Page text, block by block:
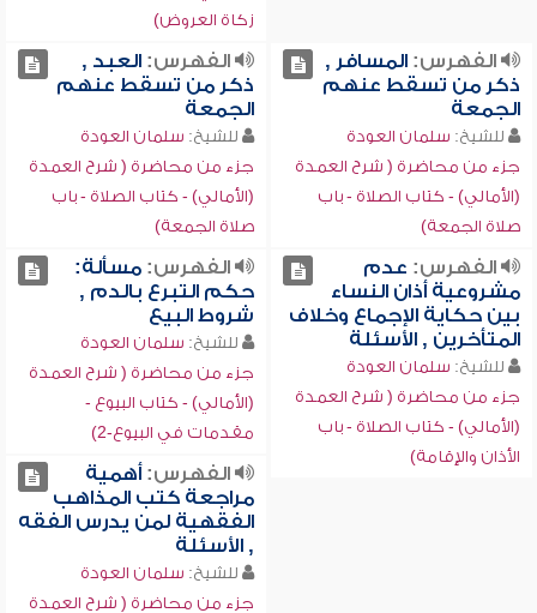
زكاة العروض)
الفهرس:المسافر ,
ذكر من تسقط عنهم
الجمعة
للشيخ: سلمان العودة
جزء من محاضرة ( شرح العمدة
(الأمالي) - كتاب الصلاة - باب
صلاة الجمعة)
الفهرس:العبد ,
ذكر من تسقط عنهم
الجمعة
للشيخ: سلمان العودة
جزء من محاضرة ( شرح العمدة
(الأمالي) - كتاب الصلاة - باب
صلاة الجمعة)
الفهرس: عدم
مشروعية أذان النساء
بين حكاية الإجماع وخلاف
المتأخرين , الأسئلة
للشيخ: سلمان العودة
جزء من محاضرة ( شرح العمدة
(الأمالي) - كتاب الصلاة - باب
الأذان والإقامة)
الفهرس:مسألة:
حكم التبرع بالدم ,
شروط البيع
للشيخ: سلمان العودة
جزء من محاضرة ( شرح العمدة
(الأمالي) - كتاب البيوع -
مقدمات في البيوع-2)
الفهرس:أهمية
مراجعة كتب المذاهب
الفقهية لمن يدرس الفقه
, الأسئلة
للشيخ: سلمان العودة
جزء من محاضرة ( شرح العمدة